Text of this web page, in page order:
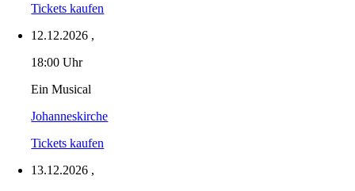
Tickets kaufen
12.12.2026 ,
18:00 Uhr
Ein Musical
Johanneskirche
Tickets kaufen
13.12.2026 ,